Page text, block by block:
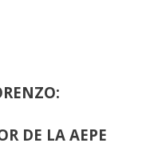
DE LA AEPE